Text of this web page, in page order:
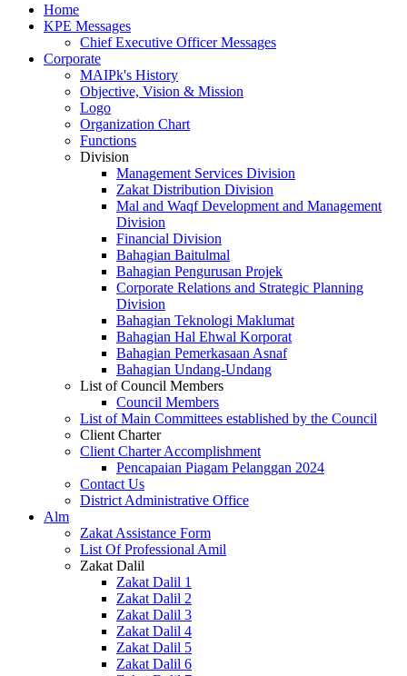
Home
KPE Messages
Chief Executive Officer Messages
Corporate
MAIPk's History
Objective, Vision & Mission
Logo
Organization Chart
Functions
Division
Management Services Division
Zakat Distribution Division
Mal and Waqf Development and Management
Division
Financial Division
Bahagian Baitulmal
Bahagian Pengurusan Projek
Corporate Relations and Strategic Planning
Division
Bahagian Teknologi Maklumat
Bahagian Hal Ehwal Korporat
Bahagian Pemerkasaan Asnaf
Bahagian Undang-Undang
List of Council Members
Council Members
List of Main Committees established by the Council
Client Charter
Client Charter Accomplishment
Pencapaian Piagam Pelanggan 2024
Contact Us
District Administrative Office
Alm
Zakat Assistance Form
List Of Professional Amil
Zakat Dalil
Zakat Dalil 1
Zakat Dalil 2
Zakat Dalil 3
Zakat Dalil 4
Zakat Dalil 5
Zakat Dalil 6